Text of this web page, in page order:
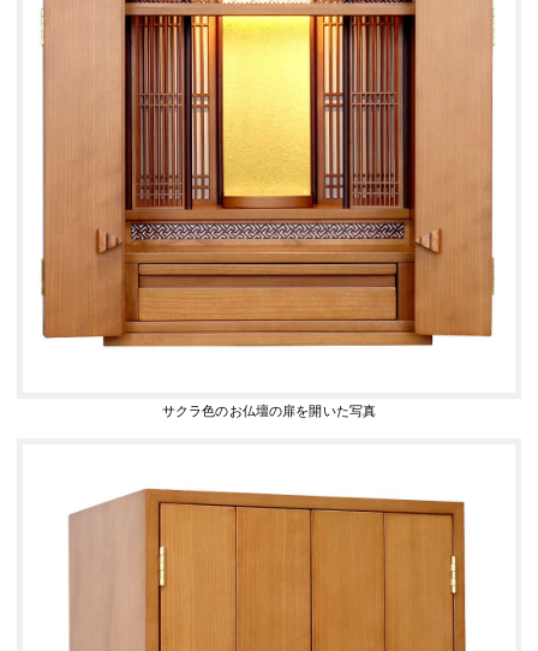
サクラ色のお仏壇の扉を開いた写真